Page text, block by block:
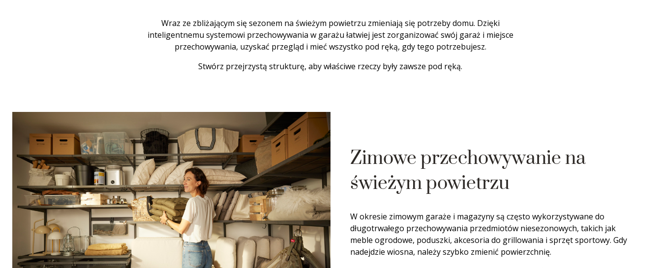
Wraz ze zbliżającym się sezonem na świeżym powietrzu zmieniają się potrzeby domu. Dzięki
inteligentnemu systemowi przechowywania w garażu łatwiej jest zorganizować swój garaż i miejsce
przechowywania, uzyskać przegląd i mieć wszystko pod ręką, gdy tego potrzebujesz.
Stwórz przejrzystą strukturę, aby właściwe rzeczy były zawsze pod ręką.
Zimowe przechowywanie na
świeżym powietrzu
W okresie zimowym garaże i magazyny są często wykorzystywane do
długotrwałego przechowywania przedmiotów niesezonowych, takich jak
meble ogrodowe, poduszki, akcesoria do grillowania i sprzęt sportowy. Gdy
nadejdzie wiosna, należy szybko zmienić powierzchnię.